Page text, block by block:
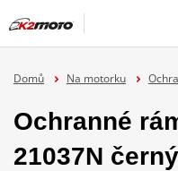
Domů Na motorku
Ochranné
21037N